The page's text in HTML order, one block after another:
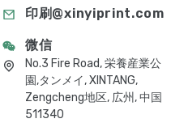
印刷@xinyiprint.com
微信
No.3 Fire Road, 栄養産業公
園,タンメイ, XINTANG,
Zengcheng地区, 広州, 中国
511340